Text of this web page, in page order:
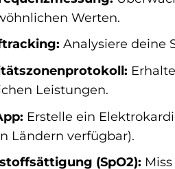
Werten.
Analysiere deine
Leistungen.
Erstelle ein
Ländern verfügbar).
(SpO2):